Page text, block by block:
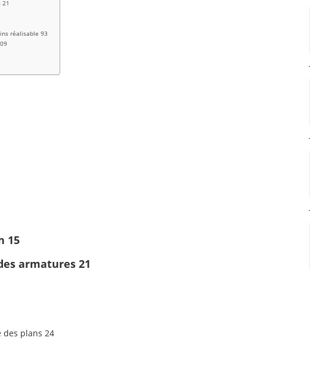
réalisable 93
15
armatures 21
des plans 24